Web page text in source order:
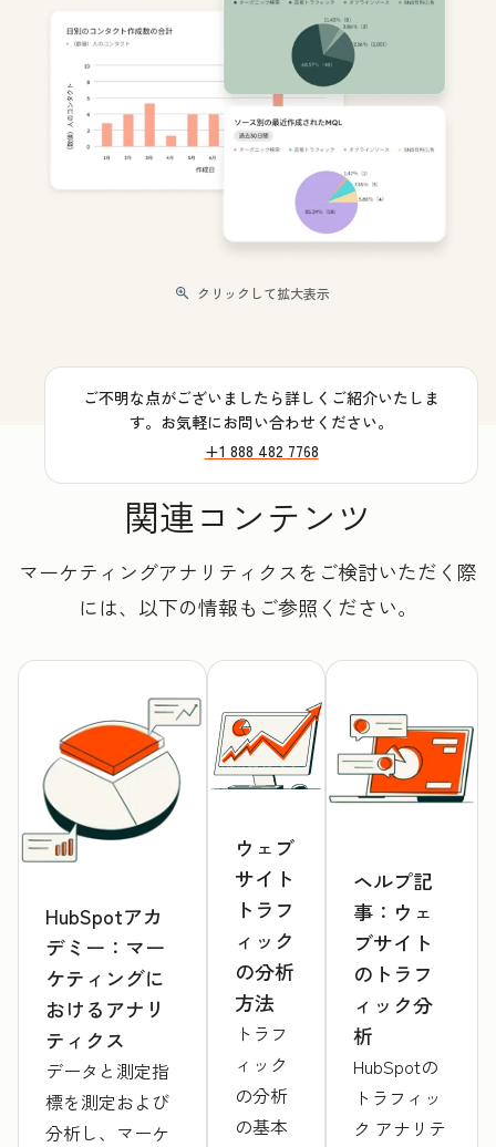
クリックして拡大表示
ご不明な点がございましたら詳しくご紹介いたしま
す。お気軽にお問い合わせください。
+1 888 482 7768
関連コンテンツ
マーケティングアナリティクスをご検討いただく際
には、以下の情報もご参照ください。
HubSpotアカ
デミー：マー
ケティングに
おけるアナリ
ティクス
データと測定指
標を測定および
分析し、マーケ
ウェブ
サイト
トラフ
ィック
の分析
方法
トラフ
ィック
の分析
の基本
ヘルプ記
事：ウェ
ブサイト
のトラフ
ィック分
析
HubSpotの
トラフィッ
ク アナリテ